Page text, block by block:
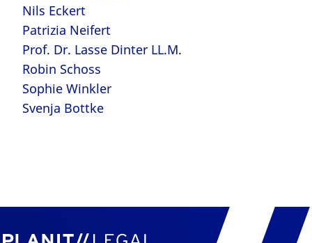
Nils Eckert
Patrizia Neifert
Prof. Dr. Lasse Dinter LL.M.
Robin Schoss
Sophie Winkler
Svenja Bottke